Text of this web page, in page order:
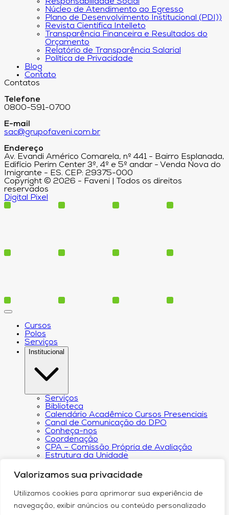
Valorizamos sua privacidade
Utilizamos cookies para aprimorar sua experiência de
navegação, exibir anúncios ou conteúdo personalizado
Responsabilidade Social
Núcleo de Atendimento ao Egresso
Plano de Desenvolvimento Institucional (PDI))
Revista Científica Intelleto
Transparência Financeira e Resultados do
Orçamento
Relatório de Transparência Salarial
Política de Privacidade
Blog
Contato
Contatos
Telefone
0800-591-0700
E-mail
sac@grupofaveni.com.br
Endereço
Av. Evandi Américo Comarela, nº 441 - Bairro Esplanada,
Edifício Perim Center 3º, 4º e 5º andar - Venda Nova do
Imigrante - ES. CEP: 29375-000
Copyright © 2026 - Faveni | Todos os direitos
reservados
Digital Pixel
Cursos
Polos
Serviços
Institucional
Serviços
Biblioteca
Calendário Acadêmico Cursos Presenciais
Canal de Comunicação do DPO
Conheça-nos
Coordenação
CPA – Comissão Própria de Avaliação
Estrutura da Unidade
Programa de Iniciação Científica
Núcleo de Apoio Psicopedagógico
Regimento
Responsabilidade Social
Núcleo de Atendimento ao Egresso